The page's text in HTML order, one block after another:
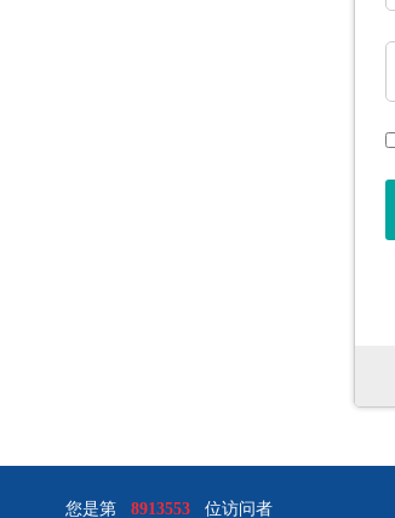
您是第 8913553位访问者